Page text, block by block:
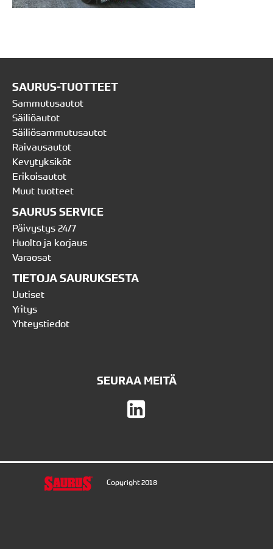
SAURUS-TUOTTEET
Sammutusautot
Säiliöautot
Säiliösammutusautot
Raivausautot
Kevytyksiköt
Erikoisautot
Muut tuotteet
SAURUS SERVICE
Päivystys 24/7
Huolto ja korjaus
Varaosat
TIETOJA SAURUKSESTA
Uutiset
Yritys
Yhteystiedot
SEURAA MEITÄ
Copyright 2018